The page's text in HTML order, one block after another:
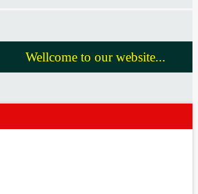
Wellcome to our website...